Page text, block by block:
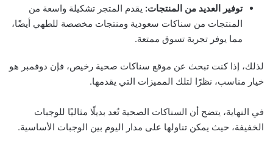
توفير العديد من المنتجات: يقدم المتجر تشكيلة واسعة من
المنتجات من سناكات سعودية ومنتجات مخصصة للطهي أيضًا،
مما يوفر تجربة تسوق ممتعة.
لذلك، إذا كنت تبحث عن موقع سناكات صحية رخيص، فإن دوفمبر هو
خيار مناسب، نظرًا لتلك المميزات التي يقدمها.
في النهاية، يتضح أن السناكات الصحية تُعد بديلًا مثاليًا للوجبات
الخفيفة، حيث يمكن تناولها على مدار اليوم بين الوجبات الأساسية.